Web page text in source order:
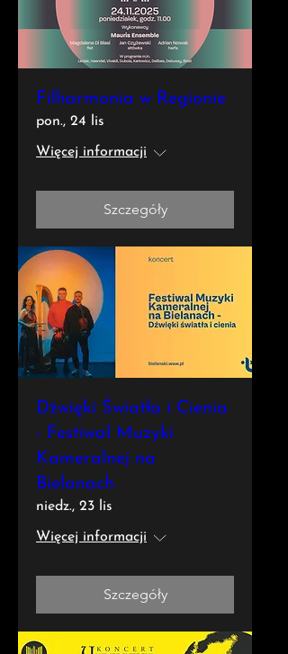
Filharmonia w Regionie
pon., 24 lis
Więcej informacji
Szczegóły
Dźwięki Światła i Cienia
- Festiwal Muzyki
Kameralnej na
Bielanach
niedz., 23 lis
Więcej informacji
Szczegóły